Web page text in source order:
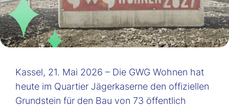
Kassel, 21. Mai 2026 – Die GWG Wohnen hat
heute im Quartier Jägerkaserne den offiziellen
Grundstein für den Bau von 73 öffentlich